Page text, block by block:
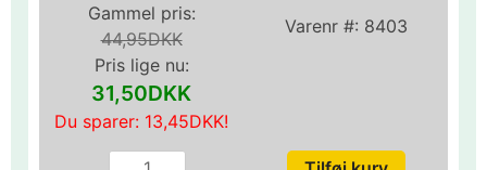
Varenr #: 8403
Gammel pris:
44,95DKK
Pris lige nu:
31,50DKK
Du sparer: 13,45DKK!